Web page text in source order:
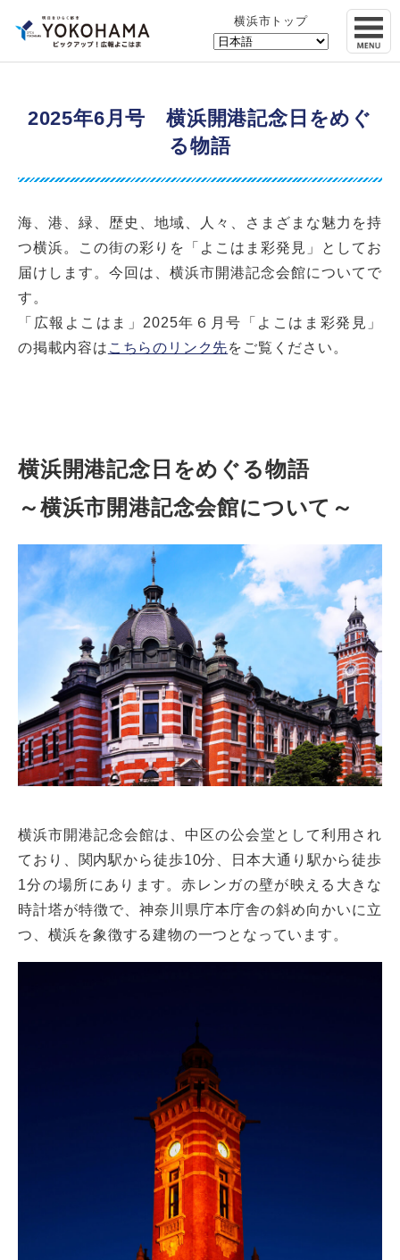
横浜市トップ
2025年6月号 横浜開港記念日をめぐ
る物語
海、港、緑、歴史、地域、人々、さまざまな魅力を持
つ横浜。この街の彩りを「よこはま彩発見」としてお
届けします。今回は、横浜市開港記念会館についてで
す。
「広報よこはま」2025年６月号「よこはま彩発見」
の掲載内容は こちらのリンク先をご覧ください。
横浜開港記念日をめぐる物語
～横浜市開港記念会館について～
横浜市開港記念会館は、中区の公会堂として利用され
ており、関内駅から徒歩10分、日本大通り駅から徒歩
1分の場所にあります。赤レンガの壁が映える大きな
時計塔が特徴で、神奈川県庁本庁舎の斜め向かいに立
つ、横浜を象徴する建物の一つとなっています。